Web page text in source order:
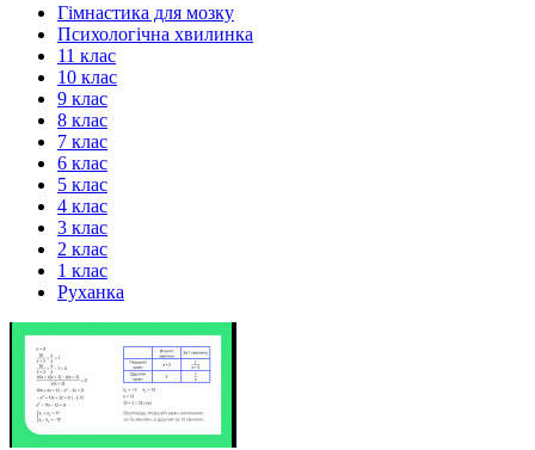
Гімнастика для мозку
Психологічна хвилинка
11 клас
10 клас
9 клас
8 клас
7 клас
6 клас
5 клас
4 клас
3 клас
2 клас
1 клас
Руханка